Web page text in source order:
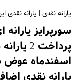
یارانه نقدی | یارانه نقدی
سورپرایز
پرداخت
یارانه نقدی